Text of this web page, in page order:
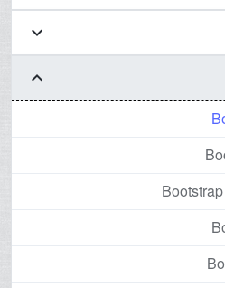
keyboard_arrow_down
keyboard_arrow_down